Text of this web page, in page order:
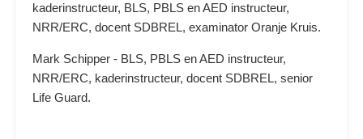
kaderinstructeur, BLS, PBLS en AED instructeur,
NRR/ERC, docent SDBREL, examinator Oranje Kruis.
Mark Schipper - BLS, PBLS en AED instructeur,
NRR/ERC, kaderinstructeur, docent SDBREL, senior
Life Guard.